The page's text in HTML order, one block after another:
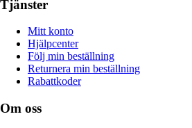
Tjänster
Mitt konto
Hjälpcenter
Följ min beställning
Returnera min beställning
Rabattkoder
Om oss